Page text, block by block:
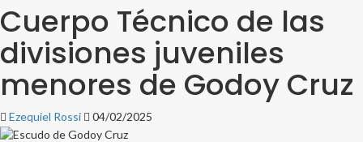
Cuerpo Técnico de las
divisiones juveniles
menores de Godoy Cruz
Ezequiel Rossi 04/02/2025